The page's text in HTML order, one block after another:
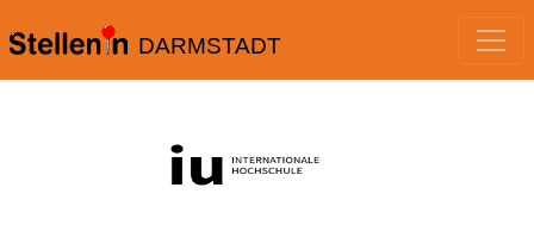
DARMSTADT